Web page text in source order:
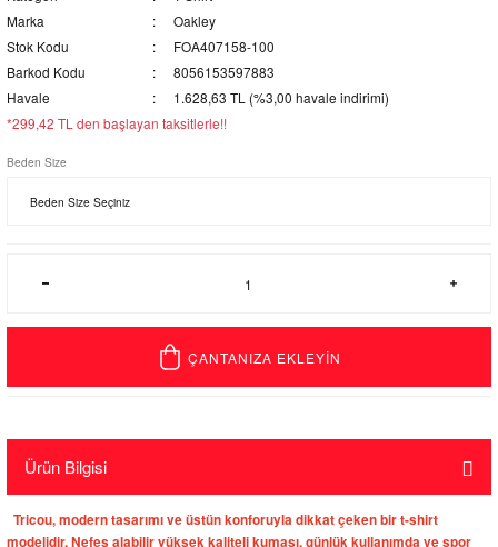
Marka
Oakley
Stok Kodu
FOA407158-100
Barkod Kodu
8056153597883
Havale
1.628,63 TL (%3,00 havale indirimi)
*299,42 TL den başlayan taksitlerle!!
Beden Size
ÇANTANIZA EKLEYİN
Ürün Bilgisi
Tricou, modern tasarımı ve üstün konforuyla dikkat çeken bir t-shirt
modelidir. Nefes alabilir yüksek kaliteli kumaşı, günlük kullanımda ve spor